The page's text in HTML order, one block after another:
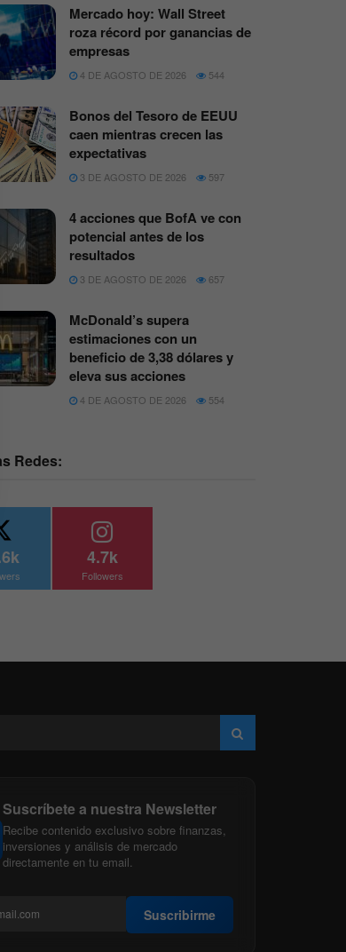
Mercado hoy: Wall Street
roza récord por ganancias de
empresas
4 DE AGOSTO DE 2026 544
Bonos del Tesoro de EEUU
caen mientras crecen las
expectativas
3 DE AGOSTO DE 2026 597
4 acciones que BofA ve con
potencial antes de los
resultados
3 DE AGOSTO DE 2026 657
McDonald’s supera
estimaciones con un
beneficio de 3,38 dólares y
eleva sus acciones
4 DE AGOSTO DE 2026 554
Redes:
4.7k
Followers
Suscríbete a nuestra Newsletter
Recibe contenido exclusivo sobre finanzas,
inversiones y análisis de mercado
directamente en tu email.
Suscribirme